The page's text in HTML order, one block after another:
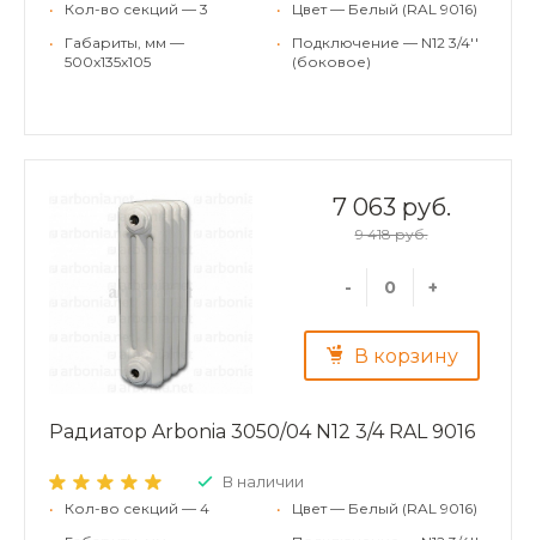
•
Кол-во секций — 3
•
Габариты, мм —
500x135x105
•
Цвет — Белый (RAL 9016)
•
Подключение — N12 3/4''
(боковое)
7 063 руб.
9 418 руб.
- +
В корзину
Радиатор Arbonia 3050/04 N12 3/4 RAL 9016
В наличии
•
Кол-во секций — 4
•
Цвет — Белый (RAL 9016)